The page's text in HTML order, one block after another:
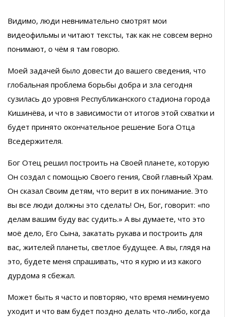
Видимо, люди невнимательно смотрят мои
видеофильмы и читают тексты, так как не совсем верно
понимают, о чём я там говорю.
Моей задачей было довести до вашего сведения, что
глобальная проблема борьбы добра и зла сегодня
сузилась до уровня Республиканского стадиона города
Кишинёва, и что в зависимости от итогов этой схватки и
будет принято окончательное решение Бога Отца
Вседержителя.
Бог Отец решил построить на Своей планете, которую
Он создал с помощью Своего гения, Свой главный Храм.
Он сказал Своим детям, что верит в их понимание. Это
вы все люди должны это сделать! Он, Бог, говорит: «по
делам вашим буду вас судить.» А вы думаете, что это
моё дело, Его Сына, закатать рукава и построить для
вас, жителей планеты, светлое будущее. А вы, глядя на
это, будете меня спрашивать, что я курю и из какого
дурдома я сбежал.
Может быть я часто и повторяю, что время неминуемо
уходит и что вам будет поздно делать что-либо, когда